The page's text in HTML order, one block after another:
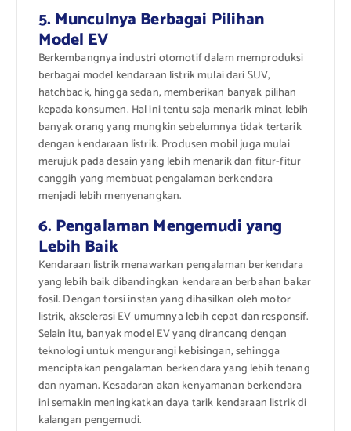
5. Munculnya Berbagai Pilihan
Model EV
Berkembangnya industri otomotif dalam memproduksi
berbagai model kendaraan listrik mulai dari SUV,
hatchback, hingga sedan, memberikan banyak pilihan
kepada konsumen. Hal ini tentu saja menarik minat lebih
banyak orang yang mungkin sebelumnya tidak tertarik
dengan kendaraan listrik. Produsen mobil juga mulai
merujuk pada desain yang lebih menarik dan fitur-fitur
canggih yang membuat pengalaman berkendara
menjadi lebih menyenangkan.
6. Pengalaman Mengemudi yang
Lebih Baik
Kendaraan listrik menawarkan pengalaman berkendara
yang lebih baik dibandingkan kendaraan berbahan bakar
fosil. Dengan torsi instan yang dihasilkan oleh motor
listrik, akselerasi EV umumnya lebih cepat dan responsif.
Selain itu, banyak model EV yang dirancang dengan
teknologi untuk mengurangi kebisingan, sehingga
menciptakan pengalaman berkendara yang lebih tenang
dan nyaman. Kesadaran akan kenyamanan berkendara
ini semakin meningkatkan daya tarik kendaraan listrik di
kalangan pengemudi.